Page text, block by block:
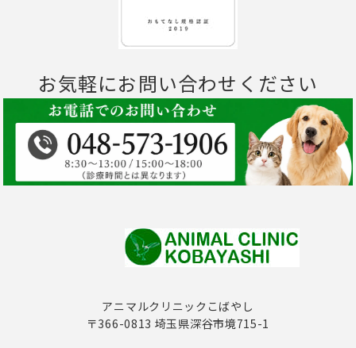
お気軽にお問い合わせください
アニマルクリニックこばやし
〒366-0813 埼玉県深谷市境715-1